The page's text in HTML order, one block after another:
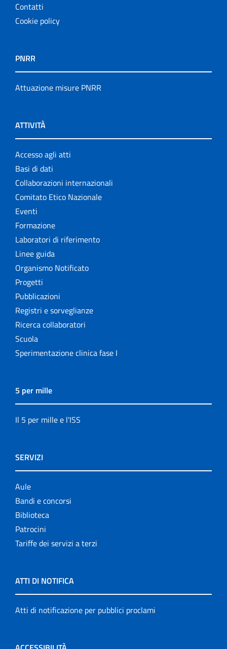
Contatti
Cookie policy
PNRR
Attuazione misure PNRR
ATTIVITÀ
Accesso agli atti
Basi di dati
Collaborazioni internazionali
Comitato Etico Nazionale
Eventi
Formazione
Laboratori di riferimento
Linee guida
Organismo Notificato
Progetti
Pubblicazioni
Registri e sorveglianze
Ricerca collaboratori
Scuola
Sperimentazione clinica fase I
5 per mille
Il 5 per mille e l'ISS
SERVIZI
Aule
Bandi e concorsi
Biblioteca
Patrocini
Tariffe dei servizi a terzi
ATTI DI NOTIFICA
Atti di notificazione per pubblici proclami